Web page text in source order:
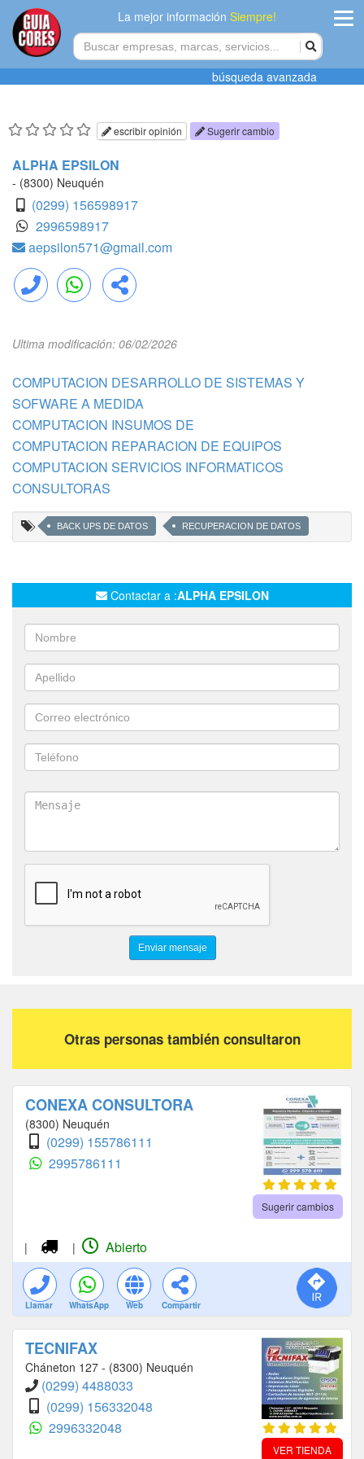
La mejor informaciónSiempre!
Agregar
búsqueda avanzada
escribir opinión Sugerir cambio
ALPHA EPSILON
- (8300) Neuquén
(0299) 156598917
2996598917
aepsilon571@gmail.com
Llamar WhatsApp Compartir
Ultima modificación: 06/02/2026
COMPUTACION DESARROLLO DE SISTEMAS Y
SOFWARE A MEDIDA
COMPUTACION INSUMOS DE
COMPUTACION REPARACION DE EQUIPOS
COMPUTACION SERVICIOS INFORMATICOS
CONSULTORAS
BACK UPS DE DATOS RECUPERACION DE DATOS
Contactar a :ALPHA EPSILON
Otras personas también consultaron
CONEXA CONSULTORA
(8300) Neuquén
(0299) 155786111
2995786111
Sugerir cambios
| | Abierto
Llamar WhatsApp Web Compartir
TECNIFAX
Cháneton 127 - (8300) Neuquén
(0299) 4488033
(0299) 156332048
2996332048
VER TIENDA